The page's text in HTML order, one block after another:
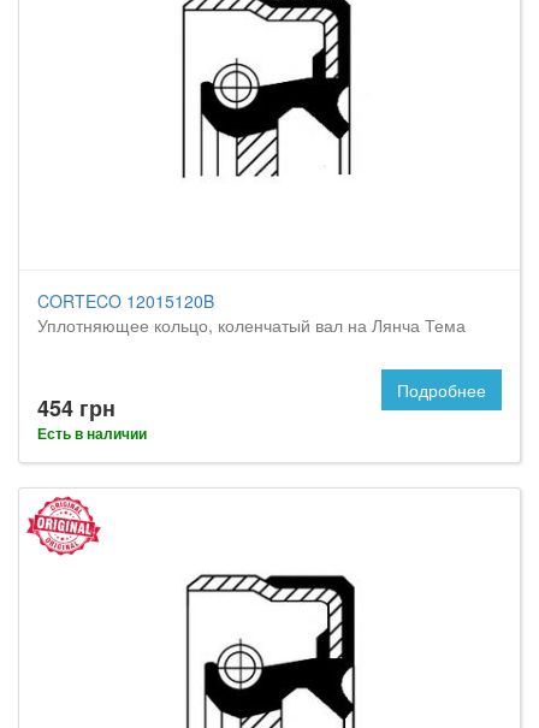
CORTECO 12015120B
Уплотняющее кольцо, коленчатый вал на Лянча Тема
454 грн
Есть в наличии
Подробнее